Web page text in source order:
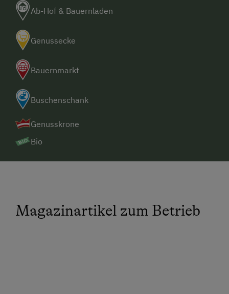
Ab-Hof & Bauernladen
Genussecke
Bauernmarkt
Buschenschank
Genusskrone
Bio
Magazinartikel zum Betrieb